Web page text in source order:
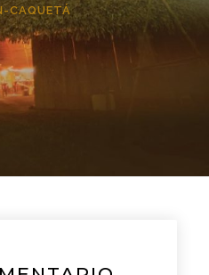
CAQUETÁ